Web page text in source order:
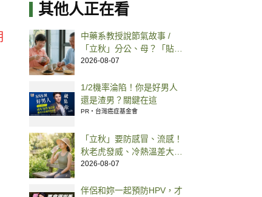
其他人正在看
中藥系教授說節氣故事 /
「立秋」分公、母？「貼秋
膘」用食補恢復體力、喝紅
2026-08-07
1/2機率淪陷！你是好男人
還是渣男？關鍵在這
PR・台灣癌症基金會
「立秋」要防感冒、流感！
秋老虎發威、冷熱溫差大，
中醫推預防 5 方法
2026-08-07
伴侶和妳一起預防HPV，才